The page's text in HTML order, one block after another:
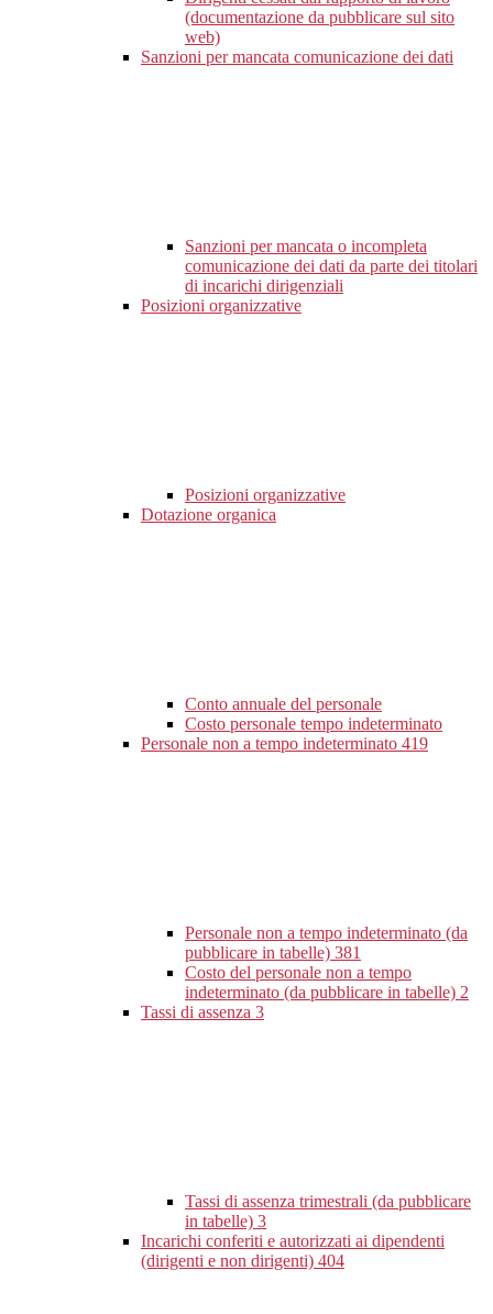
(documentazione da pubblicare sul sito
web)
Sanzioni per mancata comunicazione dei dati
Sanzioni per mancata o incompleta
comunicazione dei dati da parte dei titolari
di incarichi dirigenziali
Posizioni organizzative
Posizioni organizzative
Dotazione organica
Conto annuale del personale
Costo personale tempo indeterminato
Personale non a tempo indeterminato 419
Personale non a tempo indeterminato (da
pubblicare in tabelle) 381
Costo del personale non a tempo
indeterminato (da pubblicare in tabelle) 2
Tassi di assenza 3
Tassi di assenza trimestrali (da pubblicare
in tabelle) 3
Incarichi conferiti e autorizzati ai dipendenti
(dirigenti e non dirigenti) 404